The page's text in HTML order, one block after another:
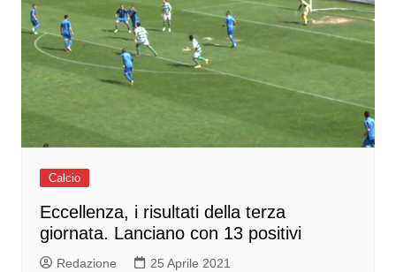
Calcio
Eccellenza, i risultati della terza
giornata. Lanciano con 13 positivi
Redazione 25 Aprile 2021